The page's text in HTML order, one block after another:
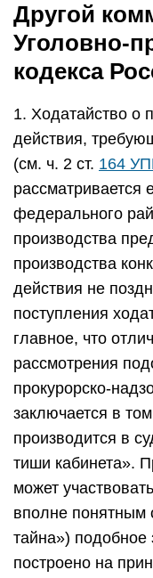
Другой
Уголовно-
кодекса
1. Ходатайство о
действия,
(см. ч. 2 ст. 164
рассматривается
федерального
производства
производства
действия не
поступления
главное, что
рассмотрения
прокурорско-
заключается в
производится в
тиши кабинета».
может
вполне понятным
тайна») подобное
построено на